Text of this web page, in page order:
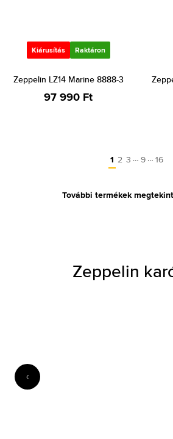
Kiárusítás Raktáron
Zeppelin LZ14 Marine 8888-3
97 990 Ft
1 2 3 … 9 … 16
További termékek
Zeppelin